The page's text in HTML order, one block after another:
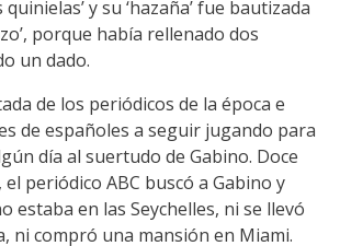
quinielas’ y su ‘hazaña’ fue bautizada
porque había rellenado dos
un dado.
de los periódicos de la época e
de españoles a seguir jugando para
día al suertudo de Gabino. Doce
periódico ABC buscó a Gabino y
estaba en las Seychelles, ni se llevó
ni compró una mansión en Miami.